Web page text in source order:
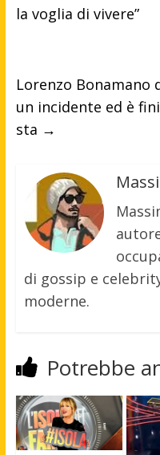
la voglia di vivere”
Lorenzo Bonamano
un incidente ed è
sta →
di gossip e
moderne.
Potrebbe